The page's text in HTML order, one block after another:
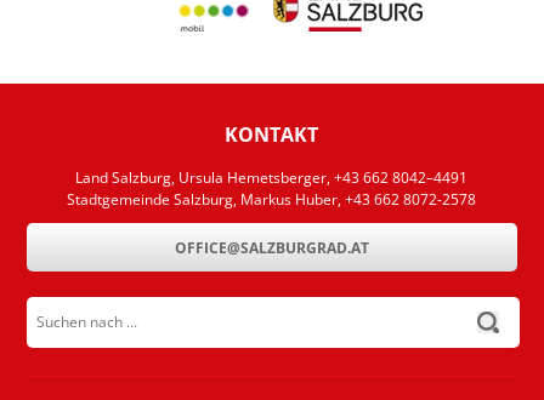
KONTAKT
Land Salzburg, Ursula Hemetsberger, +43 662 8042–4491
Stadtgemeinde Salzburg, Markus Huber, +43 662 8072-2578
OFFICE@SALZBURGRAD.AT
Suchen nach ...
submit